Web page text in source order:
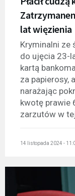
lat więzienia
Kryminalni
do ujęcia 23-
kartą
za papierosy,
narażając
kwotę prawie
zarzutów w
14 listopada 2024 -